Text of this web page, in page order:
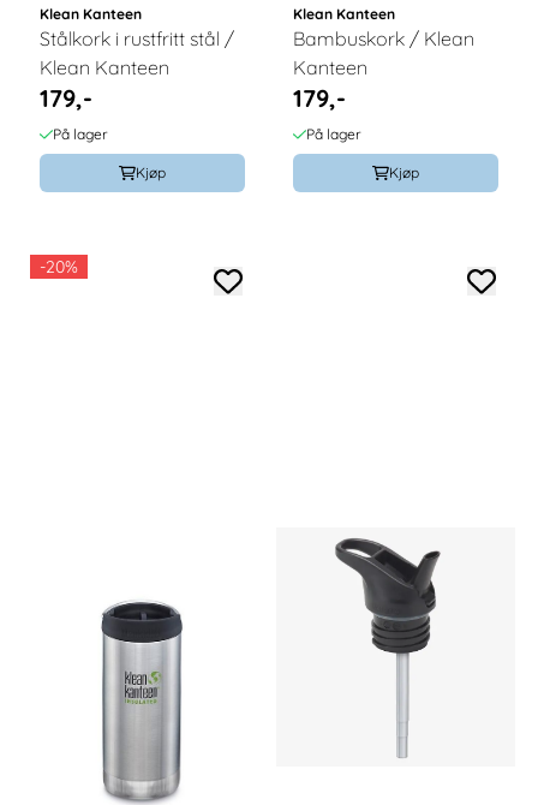
Klean Kanteen
Stålkork i rustfritt stål /
Klean Kanteen
179,-
På lager
Kjøp
Klean Kanteen
Bambuskork / Klean
Kanteen
179,-
På lager
Kjøp
-20%